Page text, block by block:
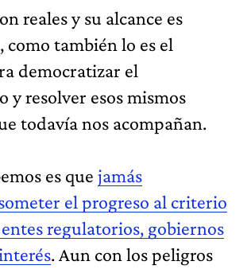
reales y su alcance es
como también lo es el
democratizar el
y resolver esos mismos
todavía nos acompañan.
es que jamás
el progreso al criterio
regulatorios, gobiernos
. Aun con los peligros